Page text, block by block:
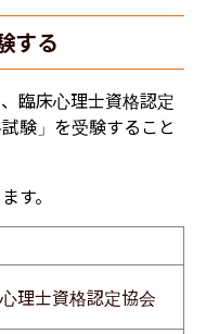
する
臨床心理士資格認定
験」を受験すること
す。
理士資格認定協会